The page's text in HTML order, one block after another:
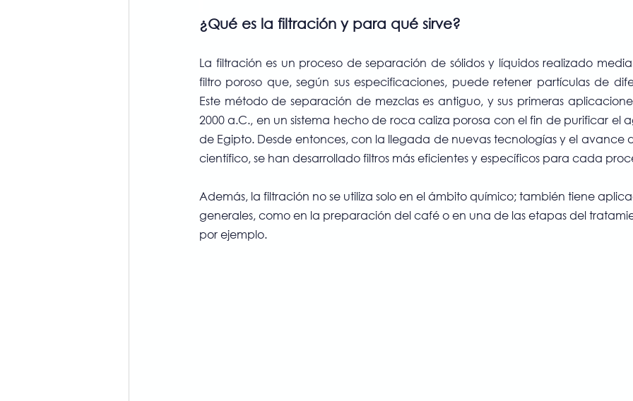
¿Qué es la filtración y para qué sirve?
La filtración es un proceso de separación de sólidos y líquidos realizado
filtro poroso que, según sus especificaciones, puede retener partículas de
Este método de separación de mezclas es antiguo, y sus primeras
2000 a.C., en un sistema hecho de roca caliza porosa con el fin de purificar el
de Egipto. Desde entonces, con la llegada de nuevas tecnologías y el avance
científico, se han desarrollado filtros más eficientes y específicos para cada
Además, la filtración no se utiliza solo en el ámbito químico; también tiene
generales, como en la preparación del café o en una de las etapas del
por ejemplo.